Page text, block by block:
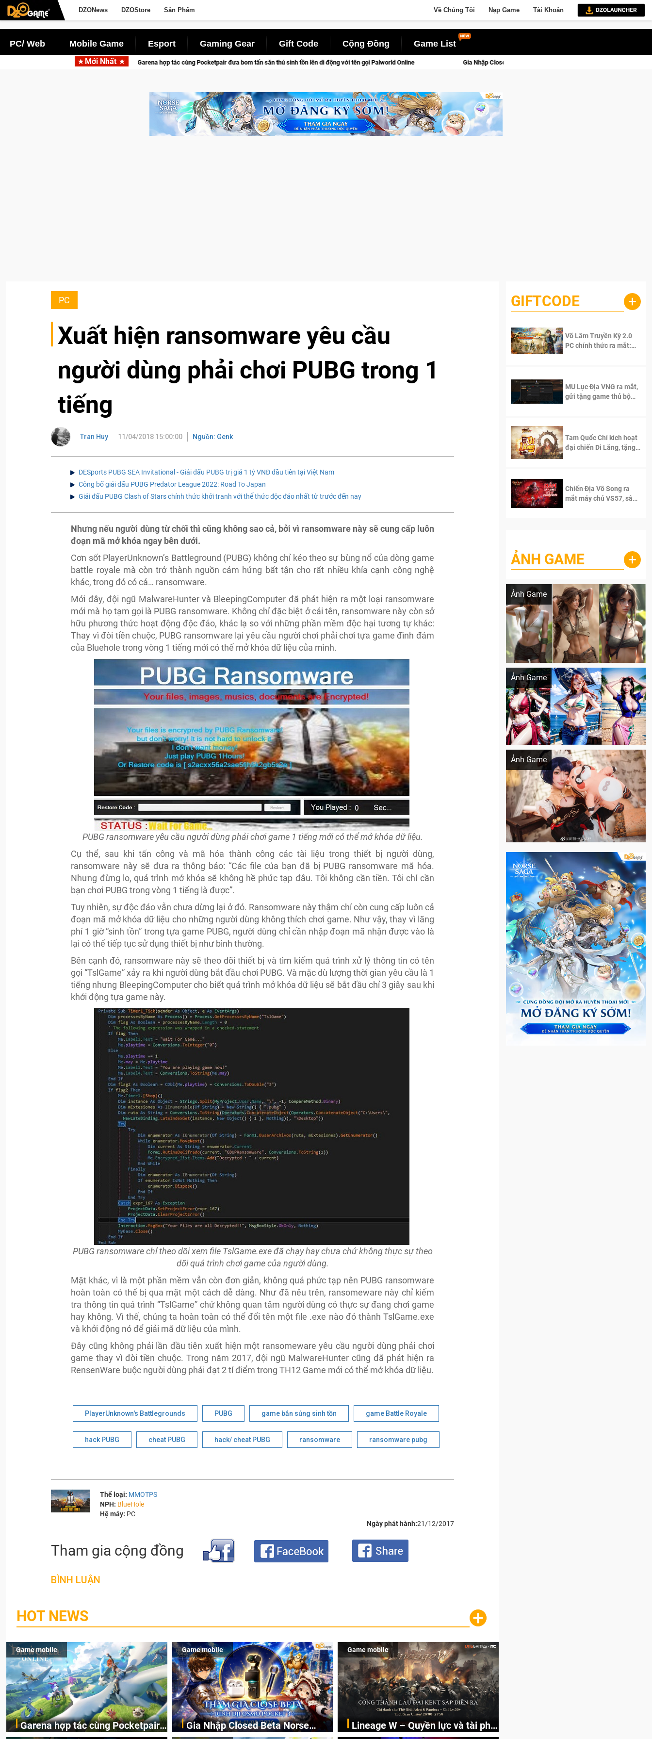
DZONews DZOStore Sản Phẩm Về Chúng Tôi Nạp Game Tài Khoản
PC/ Web Mobile Game Esport Gaming Gear Gift Code Cộng Đồng Game List
Mới Nhất
Garena hợp tác cùng Pocketpair đưa bom tấn săn thú sinh tồn lên di động với tên gọi Palworld Online Gia Nhập Closed Beta Norse Saga: Cửu Giới Thức Tỉnh, Săn DJI Osmo Pocket 3 Ngay Hôm Nay
PC
Xuất hiện ransomware yêu cầu
người dùng phải chơi PUBG trong 1
tiếng
Tran Huy 11/04/2018 15:00:00 Nguồn: Genk
DESports PUBG SEA Invitational - Giải đấu PUBG trị giá 1 tỷ VNĐ đầu tiên tại Việt Nam
Công bố giải đấu PUBG Predator League 2022: Road To Japan
Giải đấu PUBG Clash of Stars chính thức khởi tranh với thể thức độc đáo nhất từ trước đến nay
Nhưng nếu người dùng từ chối thì cũng không sao cả, bởi vì ransomware này sẽ cung cấp luôn
đoạn mã mở khóa ngay bên dưới.
Cơn sốt PlayerUnknown’s Battleground (PUBG) không chỉ kéo theo sự bùng nổ của dòng game
battle royale mà còn trở thành nguồn cảm hứng bất tận cho rất nhiều khía cạnh công nghệ
khác, trong đó có cả… ransomware.
Mới đây, đội ngũ MalwareHunter và BleepingComputer đã phát hiện ra một loại ransomware
mới mà họ tạm gọi là PUBG ransomware. Không chỉ đặc biệt ở cái tên, ransomware này còn sở
hữu phương thức hoạt động độc đáo, khác lạ so với những phần mềm độc hại tương tự khác:
Thay vì đòi tiền chuộc, PUBG ransomware lại yêu cầu người chơi phải chơi tựa game đình đám
của Bluehole trong vòng 1 tiếng mới có thể mở khóa dữ liệu của mình.
PUBG ransomware yêu cầu người dùng phải chơi game 1 tiếng mới có thể mở khóa dữ liệu.
Cụ thể, sau khi tấn công và mã hóa thành công các tài liệu trong thiết bị người dùng,
ransomware này sẽ đưa ra thông báo: “Các file của bạn đã bị PUBG ransomware mã hóa.
Nhưng đừng lo, quá trình mở khóa sẽ không hề phức tạp đâu. Tôi không cần tiền. Tôi chỉ cần
bạn chơi PUBG trong vòng 1 tiếng là được”.
Tuy nhiên, sự độc đáo vẫn chưa dừng lại ở đó. Ransomware này thậm chí còn cung cấp luôn cả
đoạn mã mở khóa dữ liệu cho những người dùng không thích chơi game. Như vậy, thay vì lãng
phí 1 giờ “sinh tồn” trong tựa game PUBG, người dùng chỉ cần nhập đoạn mã nhận được vào là
lại có thể tiếp tục sử dụng thiết bị như bình thường.
Bên cạnh đó, ransomware này sẽ theo dõi thiết bị và tìm kiếm quá trình xử lý thông tin có tên
gọi “TslGame” xảy ra khi người dùng bắt đầu chơi PUBG. Và mặc dù lượng thời gian yêu cầu là 1
tiếng nhưng BleepingComputer cho biết quá trình mở khóa dữ liệu sẽ bắt đầu chỉ 3 giây sau khi
khởi động tựa game này.
PUBG ransomware chỉ theo dõi xem file TslGame.exe đã chạy hay chưa chứ không thực sự theo
dõi quá trình chơi game của người dùng.
Mặt khác, vì là một phần mềm vẫn còn đơn giản, không quá phức tạp nên PUBG ransomware
hoàn toàn có thể bị qua mặt một cách dễ dàng. Như đã nêu trên, ransomeware này chỉ kiểm
tra thông tin quá trình “TslGame” chứ không quan tâm người dùng có thực sự đang chơi game
hay không. Vì thế, chúng ta hoàn toàn có thể đổi tên một file .exe nào đó thành TslGame.exe
và khởi động nó để giải mã dữ liệu của mình.
Đây cũng không phải lần đầu tiên xuất hiện một ransomeware yêu cầu người dùng phải chơi
game thay vì đòi tiền chuộc. Trong năm 2017, đội ngũ MalwareHunter cũng đã phát hiện ra
RensenWare buộc người dùng phải đạt 2 tỉ điểm trong TH12 Game mới có thể mở khóa dữ liệu.
PlayerUnknown's Battlegrounds PUBG game bắn súng sinh tồn game Battle Royale
hack PUBG cheat PUBG hack/ cheat PUBG ransomware ransomware pubg
Thể loại: MMOTPS
NPH: BlueHole
Hệ máy: PC
Ngày phát hành:21/12/2017
Tham gia cộng đồng
BÌNH LUẬN
HOT NEWS +
Game mobile
Garena hợp tác cùng Pocketpair
Game mobile
Gia Nhập Closed Beta Norse
Game mobile
Lineage W – Quyền lực và tài phú
GIFTCODE +
Võ Lâm Truyền Kỳ 2.0
PC chính thức ra mắt:
MU Lục Địa VNG ra mắt,
gửi tặng game thủ bộ
Tam Quốc Chí kích hoạt
đại chiến Di Lăng, tặng
Chiến Địa Vô Song ra
mắt máy chủ VS57, sân
ẢNH GAME +
Ảnh Game
Lala Croft vừa nóng vừa xinh dưới nét vẽ
Ảnh Game
Khi AI Cosplay gái đẹp One Piece
Ảnh Game
Cosplay Xiangling siêu cute